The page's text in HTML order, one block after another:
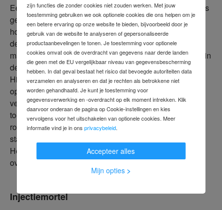
Een doorsteekanker is een zeer sterk stalen anker. Het is
geschikt voor bevestigingen op gescheurd beton of bij
hoge seismische belastingen. De montage vindt op
dezelfde wijze plaats als bij een gewone deuvel. Na het
maken van een boorgat sla je het anker met een hamer in
de muur en draait de moer met het juiste koppel aan.
Hierdoor oefent de conische bout een drukspanning uit
op de wand van het boorgat. Het bedrijf biedt
verschillende ankers aan voor verschillende
toepassingen. Ze zijn gemaakt van normaal staal, niet-
roestend, thermisch verzinkt staal of een van de
staalsoorten die bijzonder bestand zijn tegen corrosie.
Het doorsteekanker brengt de belastingen betrouwbaar
over op het verankeringsgebied.
Injectiemortel
zijn functies die zonder cookies niet zouden werken. Met jouw
toestemming gebruiken we ook optionele cookies die ons helpen om je
een betere ervaring op onze website te bieden, bijvoorbeeld door je
gebruik van de website te analyseren of gepersonaliseerde
productaanbevelingen te tonen. Je toestemming voor optionele
cookies omvat ook de overdracht van gegevens naar derde landen
die geen met de EU vergelijkbaar niveau van gegevensbescherming
hebben. In dat geval bestaat het risico dat bevoegde autoriteiten data
verzamelen en analyseren en dat je rechten als betrokkene niet
worden gehandhaafd. Je kunt je toestemming voor
gegevensverwerking en -overdracht op elk moment intrekken. Klik
daarvoor onderaan de pagina op Cookie-instellingen en kies
vervolgens voor het uitschakelen van optionele cookies. Meer
informatie vind je in ons privacybeleid.
Accepteer alles
Mijn opties >